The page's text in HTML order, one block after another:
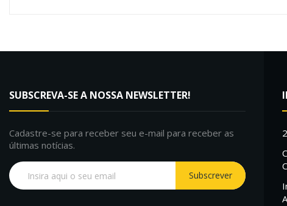
SUBSCREVA-SE A NOSSA NEWSLETTER!
Cadastre-se para receber seu e-mail para receber as
últimas notícias.
Subscrever